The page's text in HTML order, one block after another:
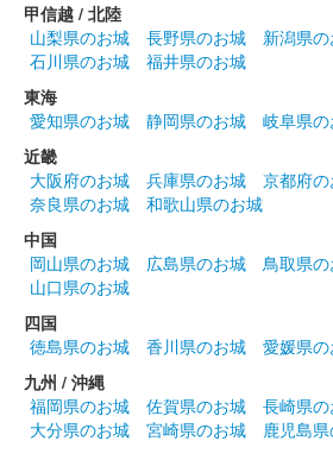
甲信越 / 北陸
山梨県のお城
長野県のお城 新潟県
石川県のお城
福井県のお城
東海
愛知県のお城
静岡県のお城 岐阜県
近畿
大阪府のお城
兵庫県のお城 京都府
奈良県のお城
和歌山県のお城
中国
岡山県のお城
広島県のお城 鳥取県
山口県のお城
四国
徳島県のお城
香川県のお城 愛媛県
九州 / 沖縄
福岡県のお城
佐賀県のお城 長崎県
大分県のお城
宮崎県のお城 鹿児島